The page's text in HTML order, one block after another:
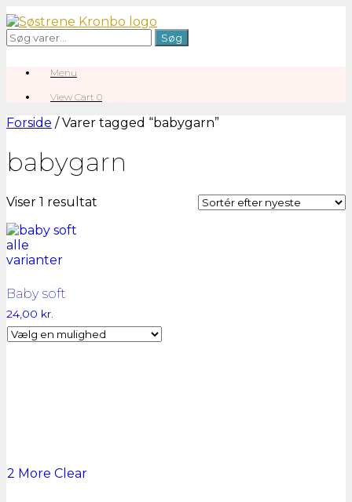
Gå
til
indhold
Søg
efter:
Søg
Menu
View
cart
View Cart 0
Forside / Varer tagged “babygarn”
babygarn
Viser 1 resultat
Baby soft
24,00 kr.
2 More Clear